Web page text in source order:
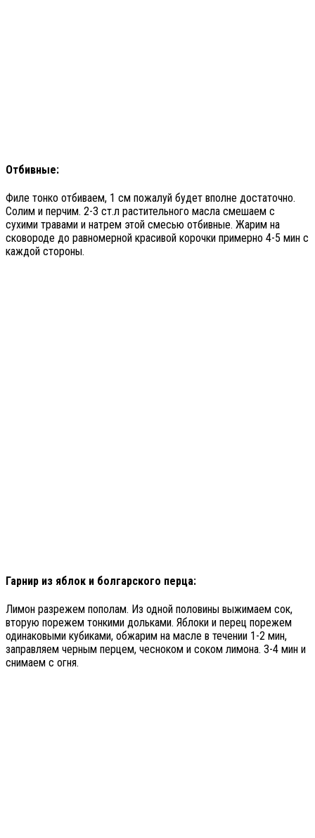
Отбивные:
Филе тонко отбиваем, 1 см пожалуй будет вполне достаточно.
Солим и перчим. 2-3 ст.л растительного масла смешаем с
сухими травами и натрем этой смесью отбивные. Жарим на
сковороде до равномерной красивой корочки примерно 4-5 мин с
каждой стороны.
Гарнир из яблок и болгарского перца:
Лимон разрежем пополам. Из одной половины выжимаем сок,
вторую порежем тонкими дольками. Яблоки и перец порежем
одинаковыми кубиками, обжарим на масле в течении 1-2 мин,
заправляем черным перцем, чесноком и соком лимона. 3-4 мин и
снимаем с огня.